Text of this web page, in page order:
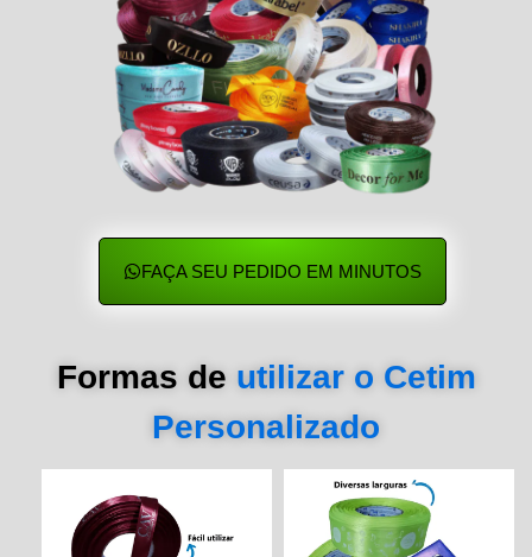
FAÇA SEU PEDIDO EM MINUTOS
Formas de utilizar o Cetim
Personalizado